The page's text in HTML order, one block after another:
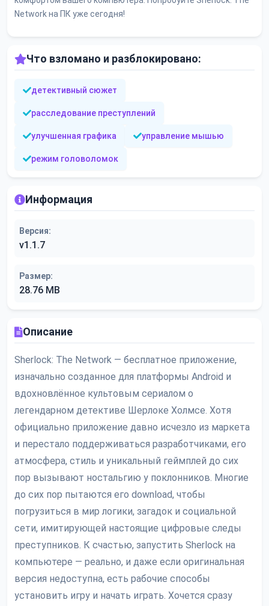
Network на ПК уже сегодня!
Что взломано и разблокировано:
детективный сюжет
расследование преступлений
улучшенная графика управление мышью
режим головоломок
Информация
Версия:
v1.1.7
Размер:
28.76 MB
Описание
Sherlock: The Network — бесплатное приложение,
изначально созданное для платформы Android и
вдохновлённое культовым сериалом о
легендарном детективе Шерлоке Холмсе. Хотя
официально приложение давно исчезло из маркета
и перестало поддерживаться разработчиками, его
атмосфера, стиль и уникальный геймплей до сих
пор вызывают ностальгию у поклонников. Многие
до сих пор пытаются его download, чтобы
погрузиться в мир логики, загадок и социальной
сети, имитирующей настоящие цифровые следы
преступников. К счастью, запустить Sherlock на
компьютере — реально, и даже если оригинальная
версия недоступна, есть рабочие способы
установить игру и начать играть. Хочется сразу